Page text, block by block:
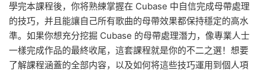
學完本課程後，你将熟練掌握在 Cubase 中自信完成母帶處理
的技巧，并且能讓自己所有歌曲的母帶效果都保持穩定的高水
準。如果你想充分挖掘 Cubase 的母帶處理潛力，像專業人士
一樣完成作品的最終收尾，這套課程就是你的不二之選！想要
了解課程涵蓋的全部内容，以及如何将這些技巧運用到個人項